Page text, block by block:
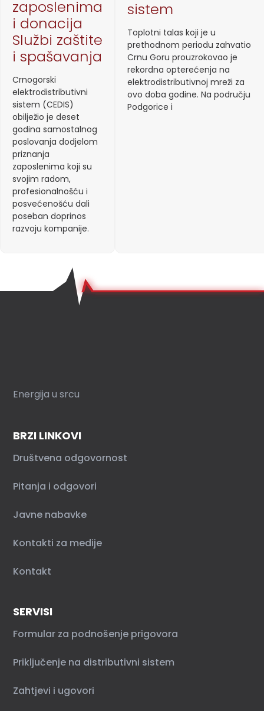
zaposlenima
i donacija
Službi zaštite
i spašavanja
Crnogorski
elektrodistributivni
sistem (CEDIS)
obilježio je deset
godina samostalnog
poslovanja dodjelom
priznanja
zaposlenima koji su
svojim radom,
profesionalnošću i
posvećenošću dali
poseban doprinos
razvoju kompanije.
sistem
Toplotni talas koji je u
prethodnom periodu zahvatio
Crnu Goru prouzrokovao je
rekordna opterećenja na
elektrodistributivnoj mreži za
ovo doba godine. Na području
Podgorice i
Energija u srcu
BRZI LINKOVI
Društvena odgovornost
Pitanja i odgovori
Javne nabavke
Kontakti za medije
Kontakt
SERVISI
Formular za podnošenje prigovora
Priključenje na distributivni sistem
Zahtjevi i ugovori